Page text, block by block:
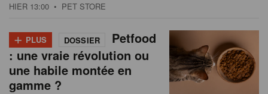
HIER 13:00 • PET STORE
+ PLUS DOSSIER
Petfood
: une vraie révolution ou
une habile montée en
gamme ?